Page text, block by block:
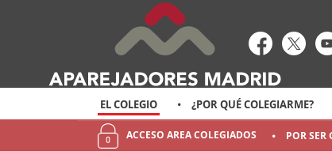
enlace-rrss
EL COLEGIO ¿POR QUÉ COLEGIARME?
ACCESO AREA COLEGIADOS POR SER